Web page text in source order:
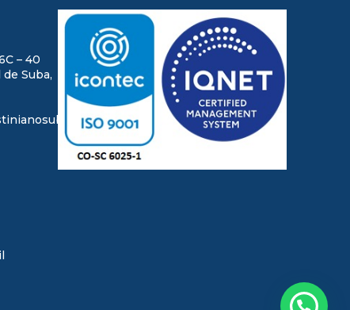
– 40
Suba,